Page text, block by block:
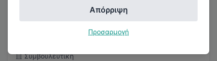
Συμβουλευτική
Απόρριψη
Προσαρμογή